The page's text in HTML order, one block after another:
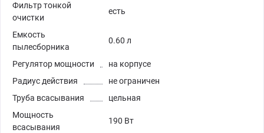
Фильтр тонкой
очистки
есть
Емкость
пылесборника
0.60 л
Регулятор мощности
на корпусе
Радиус действия
не ограничен
Труба всасывания
цельная
Мощность
всасывания
190 Вт